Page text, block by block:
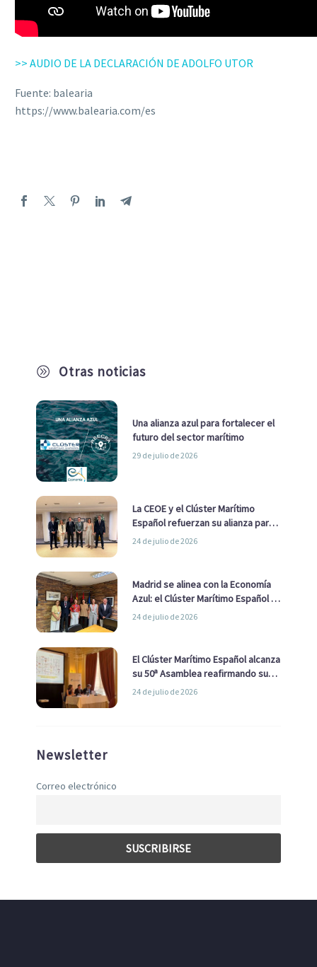
A Otras noticias
Una alianza azul para fortalecer el
futuro del sector marítimo
29 de julio de 2026
La CEOE y el Clúster Marítimo
Español refuerzan su alianza para
impulsar una estrategia Nacional
24 de julio de 2026
Madrid se alinea con la Economía
Azul: el Clúster Marítimo Español y
la Real Liga Naval avanzan alianzas
24 de julio de 2026
El Clúster Marítimo Español alcanza
su 50ª Asamblea reafirmando su
liderazgo en la Economía Azul
24 de julio de 2026
Newsletter
Correo electrónico
>> AUDIO DE LA DECLARACIÓN DE ADOLFO UTOR
Fuente: balearia
https://www.balearia.com/es